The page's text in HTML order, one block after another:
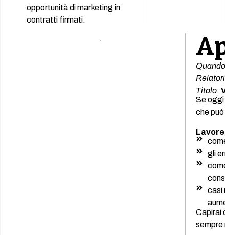
opportunità di marketing in
contratti firmati.
Relatori
Titolo:
Se oggi
che
gli
casi
Capirai
sempre